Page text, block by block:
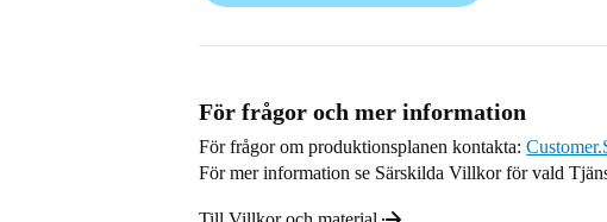
För frågor och mer information
För frågor om produktionsplanen kontakta:
För mer information se Särskilda Villkor för vald